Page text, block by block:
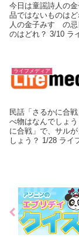
今日は童謡詩人の
品ではないものは
人の金子みすゞの
のはどれ？ 3/10 ラ
ライフメディア
民話「さるかに合
べ物はなんでしょ
に合戦」で、サル
しょう？ 1/28 ライ